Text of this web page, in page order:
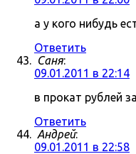
а у кого нибудь
Ответить
Саня:
09.01.2011 в 22:14
в прокат рублей
Ответить
Андрей:
09.01.2011 в 22:58